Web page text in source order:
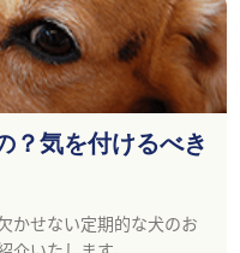
？気を付けるべき
かせない定期的な犬のお